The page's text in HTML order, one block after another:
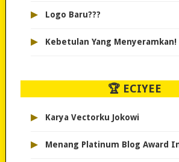
▸ Logo Baru???
▸ Kebetulan Yang Menyeramkan!
🏆 ECIYEE
▸ Karya Vectorku Jokowi
▸ Menang Platinum Blog Award